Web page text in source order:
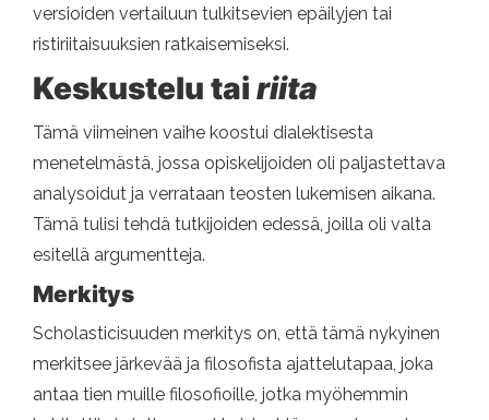
versioiden vertailuun tulkitsevien epäilyjen tai
ristiriitaisuuksien ratkaisemiseksi.
Keskustelu tai riita
Tämä viimeinen vaihe koostui dialektisesta
menetelmästä, jossa opiskelijoiden oli paljastettava
analysoidut ja verrataan teosten lukemisen aikana.
Tämä tulisi tehdä tutkijoiden edessä, joilla oli valta
esitellä argumentteja.
Merkitys
Scholasticisuuden merkitys on, että tämä nykyinen
merkitsee järkevää ja filosofista ajattelutapaa, joka
antaa tien muille filosofioille, jotka myöhemmin